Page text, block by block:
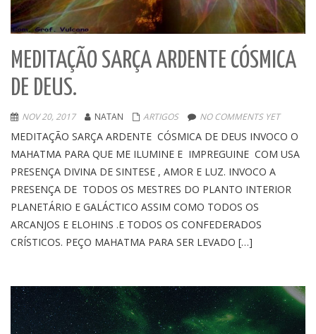
MEDITAÇÃO SARÇA ARDENTE CÓSMICA
DE DEUS.
NOV 20, 2017 NATAN ARTIGOS NO COMMENTS YET
MEDITAÇÃO SARÇA ARDENTE CÓSMICA DE DEUS INVOCO O
MAHATMA PARA QUE ME ILUMINE E IMPREGUINE COM USA
PRESENÇA DIVINA DE SINTESE , AMOR E LUZ. INVOCO A
PRESENÇA DE TODOS OS MESTRES DO PLANTO INTERIOR
PLANETÁRIO E GALÁCTICO ASSIM COMO TODOS OS
ARCANJOS E ELOHINS .E TODOS OS CONFEDERADOS
CRÍSTICOS. PEÇO MAHATMA PARA SER LEVADO […]